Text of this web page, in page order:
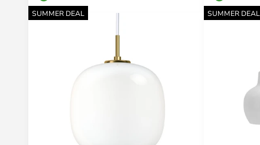
SUMMER DEAL SUMMER DEAL